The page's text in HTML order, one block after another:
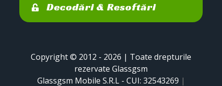
Decodări & Resoftări
Copyright © 2012 - 2026 | Toate drepturile
rezervate Glassgsm
Glassgsm Mobile S.R.L - CUI: 32543269 |